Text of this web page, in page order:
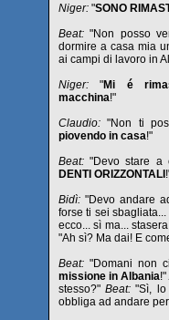
Niger: "SONO
Beat: "Non posso
dormire a casa mia
ai campi di lavoro in
Niger: "Mi é
macchina!"
Claudio: "Non ti
piovendo in casa!"
Beat:"Devo stare
DENTI ORIZZONTALI
Bidì: "Devo andare
forse ti sei
ecco... sì ma...
"Ah sì? Ma dai! E
Beat: "Domani non
missione in Albania!"
stesso?"Beat: "Sì, lo
obbliga ad andare